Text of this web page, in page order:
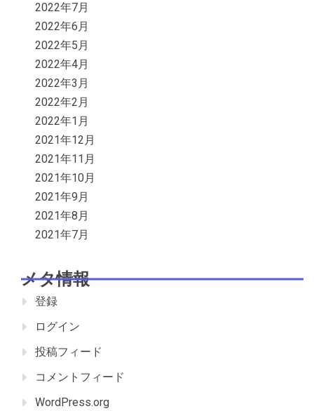
2022年7月
2022年6月
2022年5月
2022年4月
2022年3月
2022年2月
2022年1月
2021年12月
2021年11月
2021年10月
2021年9月
2021年8月
2021年7月
メタ情報
登録
ログイン
投稿フィード
コメントフィード
WordPress.org